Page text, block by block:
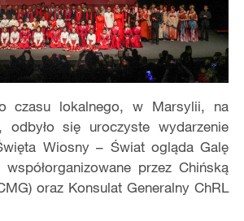
czasu lokalnego, w Marsylii, na
odbyło się uroczyste wydarzenie
Wiosny – Świat ogląda Galę
przez Chińską
oraz Konsulat Generalny ChRL